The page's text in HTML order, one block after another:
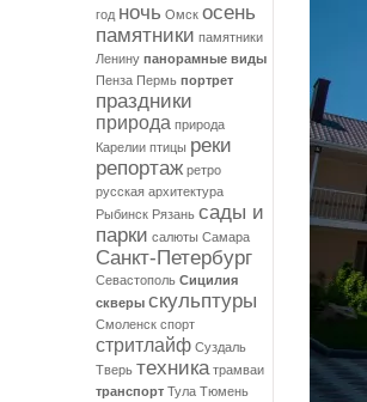
год ночь Омск осень
памятники памятники
Ленину панорамные виды
Пенза Пермь портрет
праздники
природа природа
Карелии птицы реки
репортаж ретро
русская архитектура
Рыбинск Рязань сады и
парки салюты Самара
Санкт-Петербург
Севастополь Сицилия
скверы скульптуры
Смоленск спорт
стритлайф Суздаль
Тверь техника трамваи
транспорт Тула Тюмень